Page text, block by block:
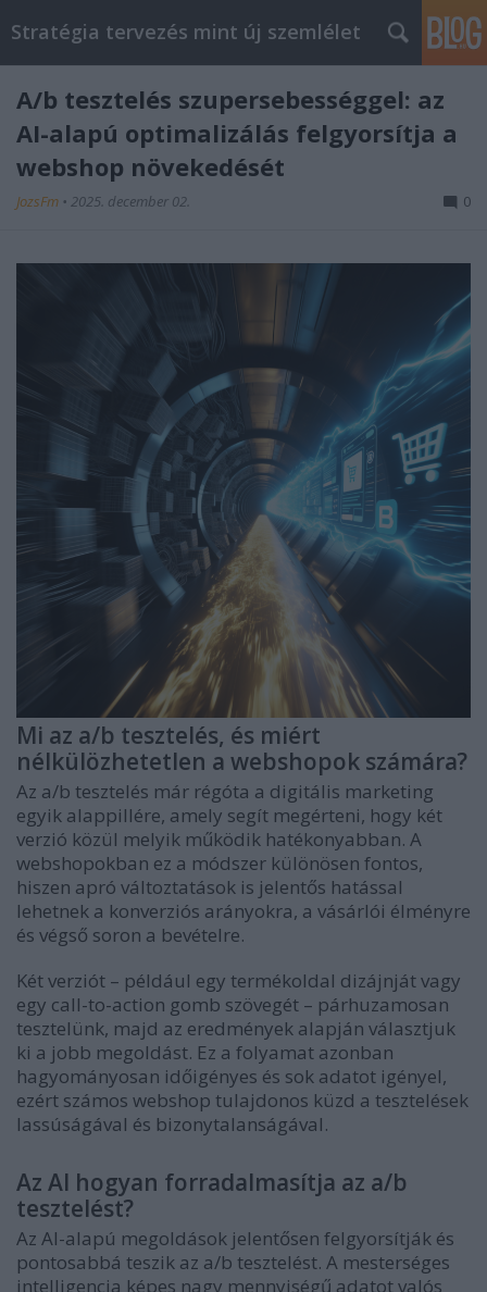
Stratégia tervezés mint új szemlélet
A/b tesztelés szupersebességgel: az
AI-alapú optimalizálás felgyorsítja a
webshop növekedését
JozsFm • 2025. december 02. 0
Mi az a/b tesztelés, és miért
nélkülözhetetlen a webshopok számára?
Az a/b tesztelés már régóta a digitális marketing
egyik alappillére, amely segít megérteni, hogy két
verzió közül melyik működik hatékonyabban. A
webshopokban ez a módszer különösen fontos,
hiszen apró változtatások is jelentős hatással
lehetnek a konverziós arányokra, a vásárlói élményre
és végső soron a bevételre.
Két verziót – például egy termékoldal dizájnját vagy
egy call-to-action gomb szövegét – párhuzamosan
tesztelünk, majd az eredmények alapján választjuk
ki a jobb megoldást. Ez a folyamat azonban
hagyományosan időigényes és sok adatot igényel,
ezért számos webshop tulajdonos küzd a tesztelések
lassúságával és bizonytalanságával.
Az AI hogyan forradalmasítja az a/b
tesztelést?
Az AI-alapú megoldások jelentősen felgyorsítják és
pontosabbá teszik az a/b tesztelést. A mesterséges
intelligencia képes nagy mennyiségű adatot valós